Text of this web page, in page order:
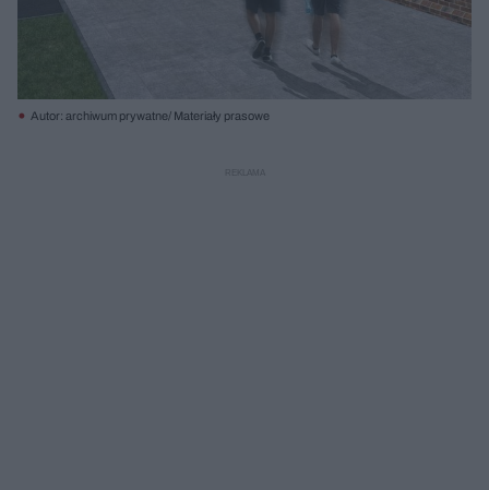
Autor: archiwum prywatne/ Materiały prasowe